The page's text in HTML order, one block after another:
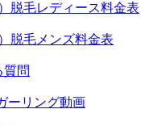
脱毛レディース料金表
脱毛メンズ料金表
質問
ーリング動画